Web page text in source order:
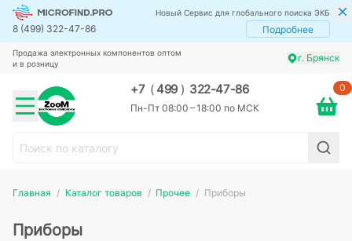
Новый Сервис для глобального поиска ЭКБ
8 (499) 322-47-86 Подробнее
Продажа электронных компонентов оптом
и в розницу
г. Брянск
+7 (499 ) 322-47-86
Пн-Пт 08:00 – 18:00 по МСК
0
Главная Каталог товаров Прочее Приборы
Приборы